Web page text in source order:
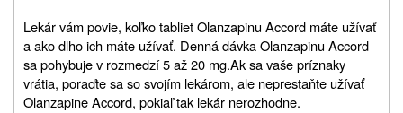
Lekár vám povie, koľko tabliet Olanzapinu Accord máte užívať
a ako dlho ich máte užívať. Denná dávka Olanzapinu Accord
sa pohybuje v rozmedzí 5 až 20 mg.Ak sa vaše príznaky
vrátia, poraďte sa so svojím lekárom, ale neprestaňte užívať
Olanzapine Accord, pokiaľ tak lekár nerozhodne.